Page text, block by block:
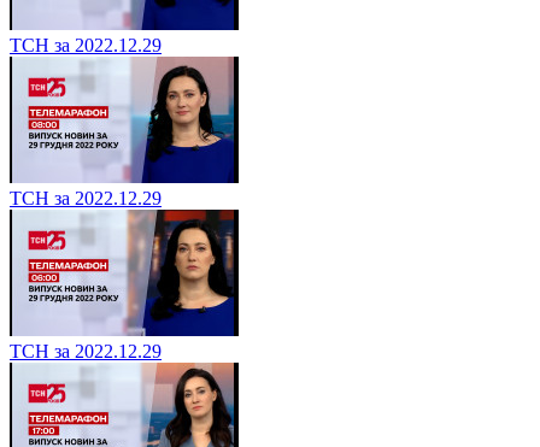
ТСН за 2022.12.29
ТСН за 2022.12.29
ТСН за 2022.12.29